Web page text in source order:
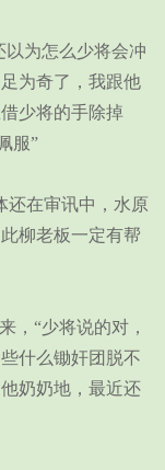
为怎么少将会冲
为奇了，我跟他
少将的手除掉
服”
在审讯中，水原
柳老板一定有帮
“少将说的对，
什么锄奸团脱不
奶奶地，最近还